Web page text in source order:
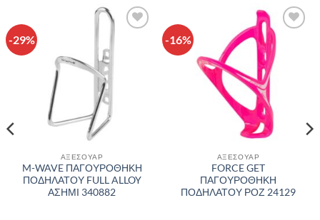
-29%
στην λίστα
επιθυμιών
ΑΞΕΣΟΥΑΡ
M-WAVE ΠΑΓΟΥΡΟΘΗΚΗ
ΠΟΔΗΛΑΤΟΥ FULL ALLOY
ΑΣΗΜΙ 340882
-16%
Πρόσθήκη
στην λίστα
επιθυμιών
ΑΞΕΣΟΥΑΡ
FORCE GET
ΠΑΓΟΥΡΟΘΗΚΗ
ΠΟΔΗΛΑΤΟΥ ΡΟΖ 24129